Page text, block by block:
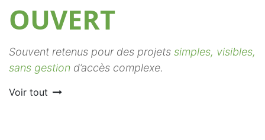
OUVERT
Souvent retenus pour des projets simples, visibles,
sans gestion d’accès complexe.
Voir tout